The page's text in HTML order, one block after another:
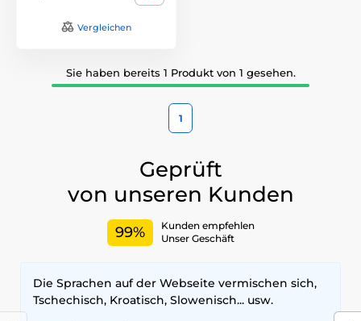
Vergleichen
Sie haben bereits 1 Produkt von 1 gesehen.
1
Geprüft
von unseren Kunden
99%
Kunden empfehlen
Unser Geschäft
Die Sprachen auf der Webseite vermischen sich,
Tschechisch, Kroatisch, Slowenisch... usw.